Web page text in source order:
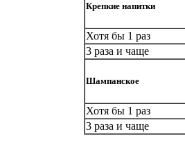
Крепкие напитки
Хотя бы 1 раз
3 раза и чаще
Шампанское
Хотя бы 1 раз
3 раза и чаще